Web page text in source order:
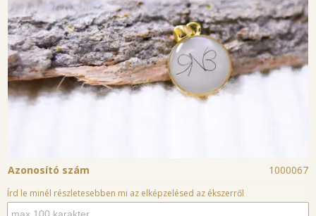
Azonosító szám 1000067
Írd le minél részletesebben mi az elképzelésed az ékszerről